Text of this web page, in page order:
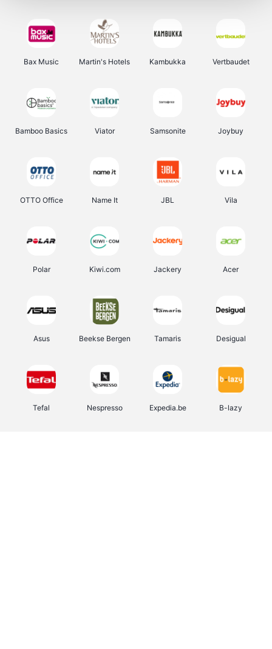
Bax Music Martin's Hotels Kambukka Vertbaudet
Bamboo Basics Viator Samsonite Joybuy
OTTO Office Name It JBL Vila
Polar Kiwi.com Jackery Acer
Asus Beekse Bergen Tamaris Desigual
Tefal Nespresso Expedia.be B-lazy